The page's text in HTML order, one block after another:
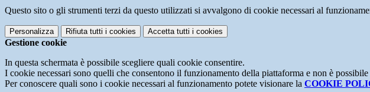
Questo sito o gli strumenti terzi da questo utilizzati si avvalgono di cookie necessari al
Personalizza Rifiuta tutti i cookies Accetta tutti i cookies
Gestione cookie
In questa schermata è possibile scegliere quali cookie consentire.
I cookie necessari sono quelli che consentono il funzionamento della piattaforma e non è
Per conoscere quali sono i cookie necessari al funzionamento potete visionare la COOKIE